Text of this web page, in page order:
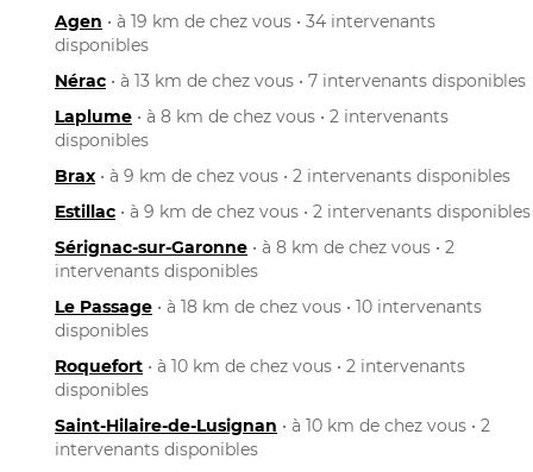
Agen • à 19 km de chez vous • 34 intervenants
disponibles
Nérac • à 13 km de chez vous • 7 intervenants disponibles
Laplume • à 8 km de chez vous • 2 intervenants
disponibles
Brax • à 9 km de chez vous • 2 intervenants disponibles
Estillac • à 9 km de chez vous • 2 intervenants disponibles
Sérignac-sur-Garonne • à 8 km de chez vous • 2
intervenants disponibles
Le Passage • à 18 km de chez vous • 10 intervenants
disponibles
Roquefort • à 10 km de chez vous • 2 intervenants
disponibles
Saint-Hilaire-de-Lusignan • à 10 km de chez vous • 2
intervenants disponibles